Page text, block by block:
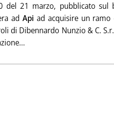
del 21 marzo, pubblicato
ad Api ad acquisire un
di Dibennardo Nunzio & C.